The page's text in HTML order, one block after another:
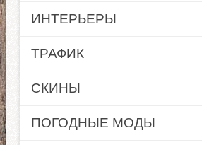
ИНТЕРЬЕРЫ
ТРАФИК
СКИНЫ
ПОГОДНЫЕ МОДЫ